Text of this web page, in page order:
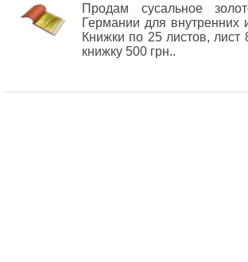
Продам сусальное
Германии для внутренних
Книжки по 25 листов,
книжку 500 грн..